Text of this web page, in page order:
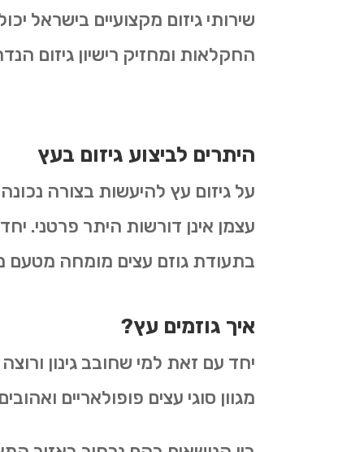
שירותי גיזום מקצועיים בישראל
החקלאות ומחזיק רישיון גיזום
היתרים לביצוע גיזום בעץ
על גיזום עץ להיעשות בצורה
עצמן אינן דורשות היתר פרטני.
בתעודת גוזם עצים מומחה
איך גוזמים עץ?
יחד עם זאת למי שחובב גינון
מגוון סוגי עצים פופולאריים